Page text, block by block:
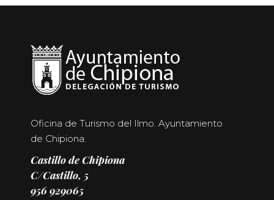
Oficina de Turismo del Ilmo. Ayuntamiento
de Chipiona.
Castillo de Chipiona
C/Castillo, 5
956 929065